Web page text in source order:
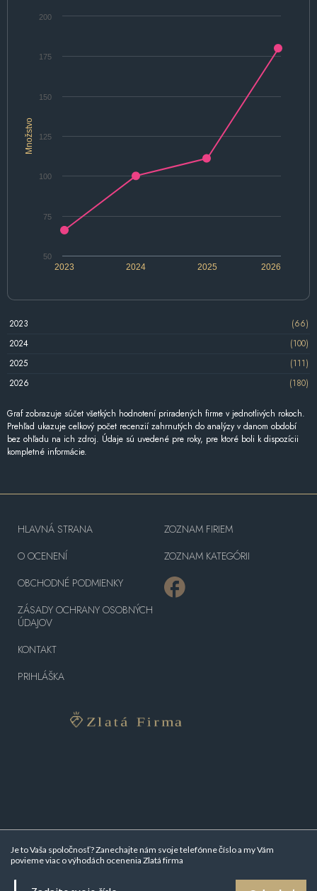
Množstvo
2024 2026
2023 2025
50
75
100
125
150
175
200
2023
(66)
2024
(100)
2025
(111)
2026
(180)
Graf zobrazuje súčet všetkých hodnotení priradených firme v jednotlivých rokoch.
Prehľad ukazuje celkový počet recenzií zahrnutých do analýzy v danom období
bez ohľadu na ich zdroj. Údaje sú uvedené pre roky, pre ktoré boli k dispozícii
kompletné informácie.
Je to Vaša spoločnosť? Zanechajte nám svoje telefónne číslo a my Vám
povieme viac ovýhodách ocenenia Zlatá firma
HLAVNÁ STRANA
O OCENENÍ
OBCHODNÉ PODMIENKY
ZÁSADY OCHRANY OSOBNÝCH
ÚDAJOV
KONTAKT
PRIHLÁŠKA
ZOZNAM FIRIEM
ZOZNAM KATEGÓRII